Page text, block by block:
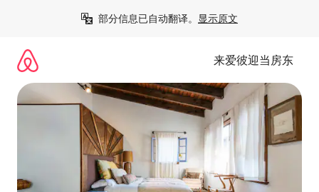
部分信息已自动翻译。 显示原文
来爱彼迎当房东